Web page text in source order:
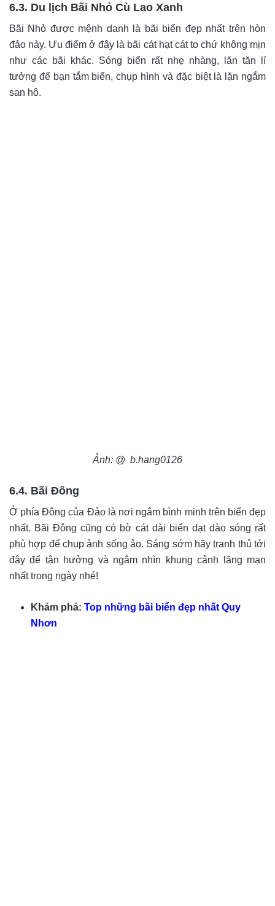
6.3. Du lịch Bãi Nhỏ Cù Lao Xanh
Bãi Nhỏ được mệnh danh là bãi biển đẹp nhất trên hòn
đảo này. Ưu điểm ở đây là bãi cát hạt cát to chứ không mịn
như các bãi khác. Sóng biển rất nhẹ nhàng, lăn tăn lí
tưởng để bạn tắm biển, chụp hình và đặc biệt là lặn ngắm
san hô.
Ảnh: @ b.hang0126
6.4. Bãi Đông
Ở phía Đông của Đảo là nơi ngắm bình minh trên biển đẹp
nhất. Bãi Đông cũng có bờ cát dài biển dạt dào sóng rất
phù hợp để chụp ảnh sống ảo. Sáng sớm hãy tranh thủ tới
đây để tận hưởng và ngắm nhìn khung cảnh lãng mạn
nhất trong ngày nhé!
Khám phá: Top những bãi biển đẹp nhất Quy
Nhơn